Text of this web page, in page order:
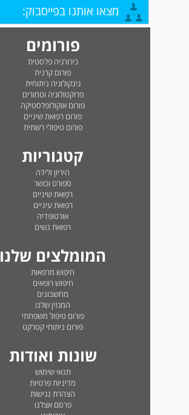
מצאו אותנו בפייסבוק:
פורומים
כירורגיה פלסטית
פורום קרנית
גינקולוגיה ניתוחית
פרוקטולוגיה וטחורים
פורום אוקולופלסטיקה
פורום רפואת שיניים
פורום טיפולי רשתית
קטגוריות
היריון ולידה
ספורט וכושר
רפואת שיניים
רפואת עיניים
אורטופדיה
רפואת נשים
המומלצים שלנו
חיפוש מרפאות
חיפוש רופאים
מחשבונים
המגזין שלנו
פורום טיפול משפחתי
פורום ניתוחי קטרקט
שונות ואודות
תנאי שימוש
מדיניות פרטיות
הצהרת נגישות
פרסם אצלנו